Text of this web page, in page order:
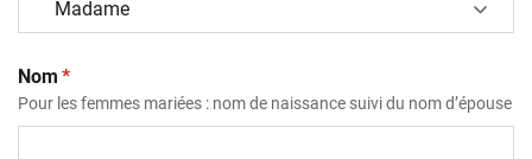
Nom (obligatoire)
*
Pour les femmes mariées : nom de naissance suivi du nom d’épouse